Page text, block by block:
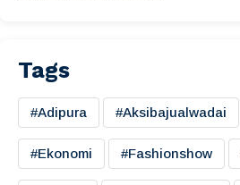
Tags
#adipura #aksibajualwadai
#ekonomi #fashionshow